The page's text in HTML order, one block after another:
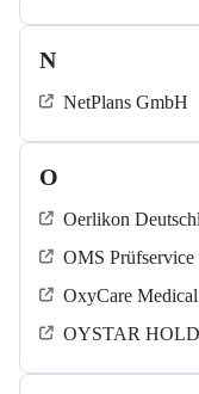
N
NetPlans GmbH
O
Oerlikon
OMS
OxyCare
OYSTAR